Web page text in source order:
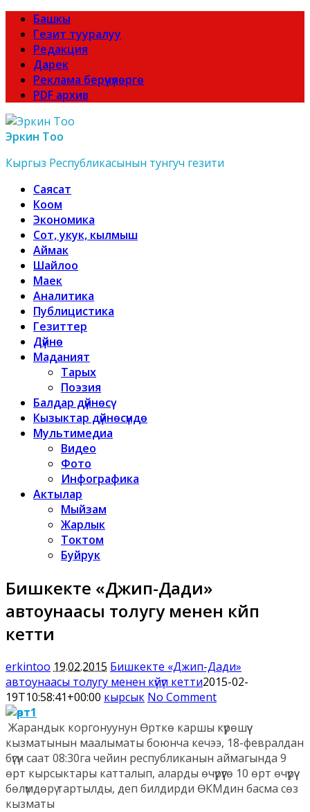
Башкы
Гезит тууралуу
Редакция
Дарек
Реклама берүүчүлөргө
PDF архив
Эркин Тоо
Кыргыз Республикасынын тунгуч гезити
Саясат
Коом
Экономика
Сот, укук, кылмыш
Аймак
Шайлоо
Маек
Аналитика
Публицистика
Гезиттер
Дүйнө
Маданият
Тарых
Поэзия
Балдар дүйнөсү
Кызыктар дүйнөсүндө
Мультимедиа
Видео
Фото
Инфографика
Актылар
Мыйзам
Жарлык
Токтом
Буйрук
Бишкекте «Джип-Дади»
автоунаасы толугу менен күйүп
кетти
erkintoo 19.02.2015 Бишкекте «Джип-Дади»
автоунаасы толугу менен күйүп кетти2015-02-
19T10:58:41+00:00 кырсык No Comment
Жарандык коргонуунун Өрткө каршы күрөшүү
кызматынын маалыматы боюнча кечээ, 18-февралдан
бүгүн саат 08:30га чейин республиканын аймагында 9
өрт кырсыктары катталып, аларды өчүрүүгө 10 өрт өчүрүү
бөлүмдөрү тартылды, деп билдирди ӨКМдин басма сөз
кызматы